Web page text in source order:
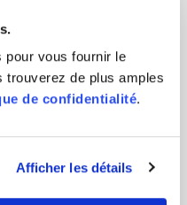
pour vous fournir le
trouverez de plus amples
de confidentialité.
Afficher les détails